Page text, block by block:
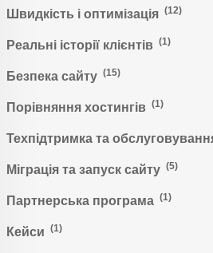
Швидкість і оптимізація (12)
Реальні історії клієнтів (1)
Безпека сайту (15)
Порівняння хостингів (1)
Техпідтримка та
Міграція та запуск сайту (5)
Партнерська програма (1)
Кейси (1)